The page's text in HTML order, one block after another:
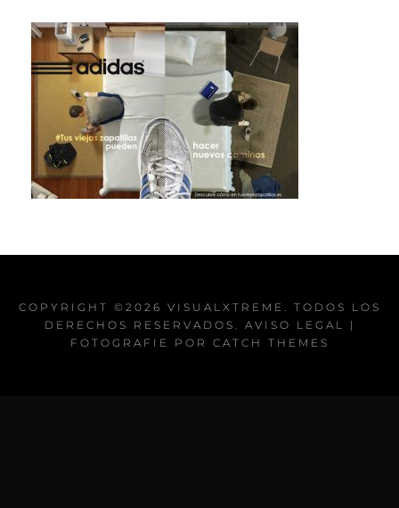
COPYRIGHT ©2026 VISUALXTREME . TODOS LOS
DERECHOS RESERVADOS. AVISO LEGAL
|
FOTOGRAFIE POR CATCH THEMES